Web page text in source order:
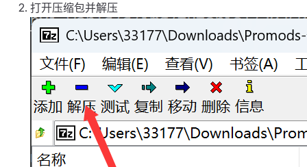
打开压缩包并解压